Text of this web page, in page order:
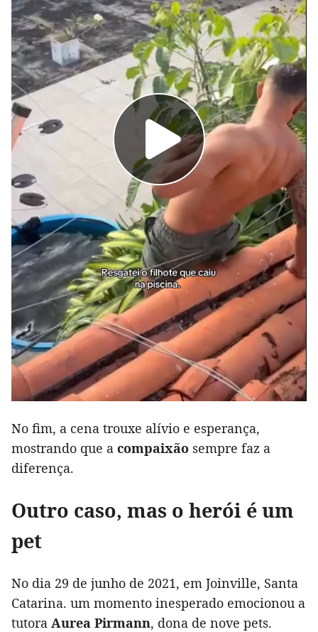
No fim, a cena trouxe alívio e esperança,
mostrando que a compaixão sempre faz a
diferença.
Outro caso, mas o herói é um
pet
No dia 29 de junho de 2021, em Joinville, Santa
Catarina. um momento inesperado emocionou a
tutora Aurea Pirmann, dona de nove pets.